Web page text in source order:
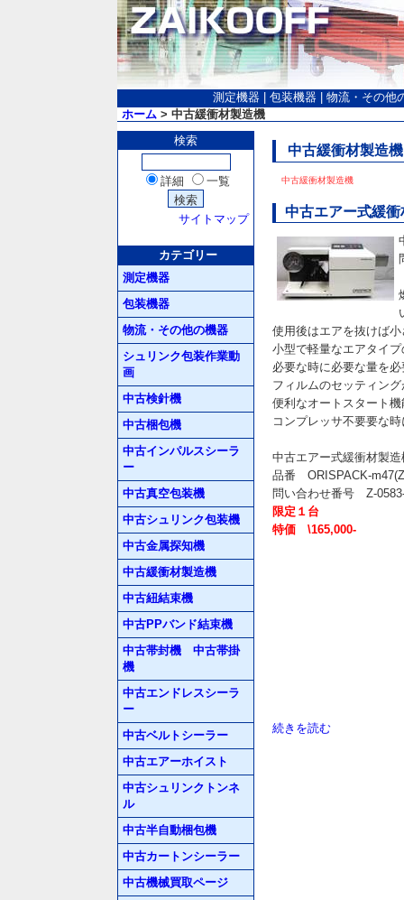
測定機器 包装機器
物流・その他
ホーム > 中古緩衝材製造機
検索
詳細 一覧
サイトマップ
カテゴリー
測定機器
包装機器
物流・その他の機器
シュリンク包装作業動
画
中古検針機
中古梱包機
中古インパルスシーラ
ー
中古真空包装機
中古シュリンク包装機
中古金属探知機
中古緩衝材製造機
中古紐結束機
中古PPバンド結束機
中古帯封機 中古帯掛
機
中古エンドレスシーラ
ー
中古ベルトシーラー
中古エアーホイスト
中古シュリンクトンネ
ル
中古半自動梱包機
中古カートンシーラー
中古機械買取ページ
中古緩衝材製造機
中古緩衝材製造機
中古エアー式緩
使用後はエアを抜けば
小型で軽量なエアタイ
必要な時に必要な量を
フィルムのセッティン
便利なオートスタート機
コンプレッサ不要要な
中古エアー式緩衝材製造
品番 ORISPACK-
問い合わせ番号 Z-
限定１台
特価 \165,000-
続きを読む